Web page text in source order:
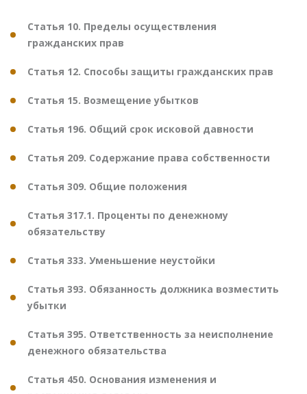
Статья 10. Пределы осуществления
гражданских прав
Статья 12. Способы защиты гражданских прав
Статья 15. Возмещение убытков
Статья 196. Общий срок исковой давности
Статья 209. Содержание права собственности
Статья 309. Общие положения
Статья 317.1. Проценты по денежному
обязательству
Статья 333. Уменьшение неустойки
Статья 393. Обязанность должника возместить
убытки
Статья 395. Ответственность за неисполнение
денежного обязательства
Статья 450. Основания изменения и